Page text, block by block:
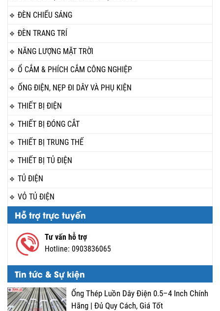
ĐÈN CHIẾU SÁNG
ĐÈN TRANG TRÍ
NĂNG LƯỢNG MẶT TRỜI
Ổ CẮM & PHÍCH CẮM CÔNG NGHIỆP
ỐNG ĐIỆN, NẸP ĐI DÂY VÀ PHỤ KIỆN
THIẾT BỊ ĐIỆN
THIẾT BỊ ĐÓNG CẮT
THIẾT BỊ TRUNG THẾ
THIẾT BỊ TỦ ĐIỆN
TỦ ĐIỆN
VỎ TỦ ĐIỆN
Hỗ trợ trực tuyến
Tư vấn hỗ trợ
Hotline: 0903836065
Tin tức & Sự kiện
Ống Thép Luồn Dây Điện 0.5–4 Inch Chính
Hãng | Đủ Quy Cách, Giá Tốt